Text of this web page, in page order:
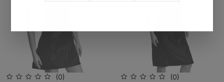
(0) (0)
Оформляйте заказ от 450 грн и
выбирайте подарок